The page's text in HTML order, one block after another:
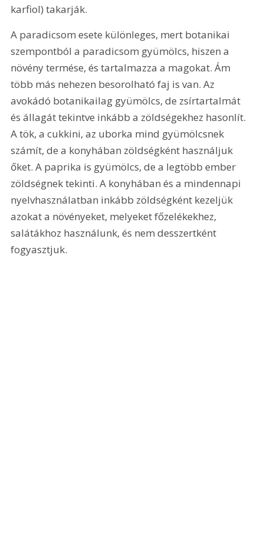
karfiol) takarják.
A paradicsom esete különleges, mert botanikai
szempontból a paradicsom gyümölcs, hiszen a
növény termése, és tartalmazza a magokat. Ám
több más nehezen besorolható faj is van. Az
avokádó botanikailag gyümölcs, de zsírtartalmát
és állagát tekintve inkább a zöldségekhez hasonlít.
A tök, a cukkini, az uborka mind gyümölcsnek
számít, de a konyhában zöldségként használjuk
őket. A paprika is gyümölcs, de a legtöbb ember
zöldségnek tekinti. A konyhában és a mindennapi
nyelvhasználatban inkább zöldségként kezeljük
azokat a növényeket, melyeket főzelékekhez,
salátákhoz használunk, és nem desszertként
fogyasztjuk.